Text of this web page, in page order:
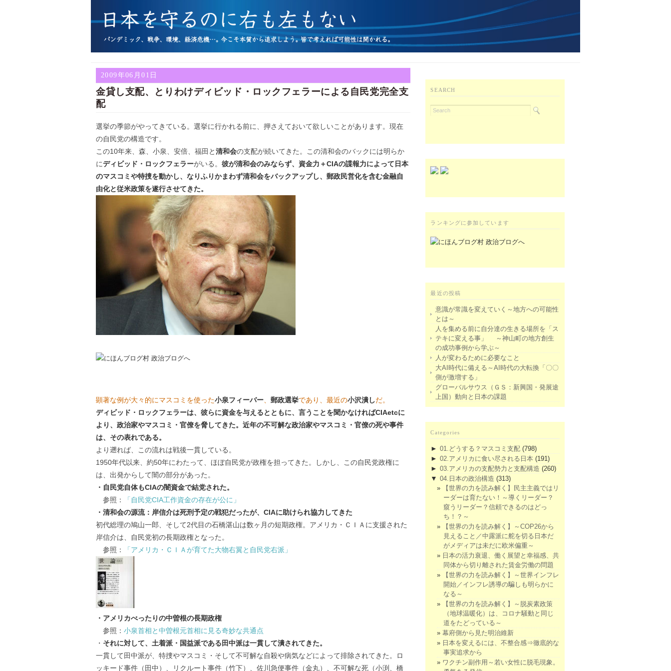
2009年06月01日
金貸し支配、とりわけディビッド・ロックフェラーによる自民党完全支
配
選挙の季節がやってきている。選挙に行かれる前に、押さえておいて欲しいことがあります。現在
の自民党の構造です。
この10年来、森、小泉、安倍、福田と清和会の支配が続いてきた。この清和会のバックには明らか
にディビッド・ロックフェラーがいる。 彼が清和会のみならず、資金力＋CIAの諜報力によって日本
のマスコミや特捜を動かし、なりふりかまわず清和会をバックアップし、郵政民営化を含む金融自
由化と従米政策を遂行させてきた。
顕著な例が大々的にマスコミを使った小泉フィーバー 郵政選挙であり、最近の小沢潰しだ。
ディビッド・ロックフェラーは、彼らに資金を与えるとともに、言うことを聞かなければCIAetcに
より、政治家やマスコミ・官僚を脅してきた。近年の不可解な政治家やマスコミ・官僚の死や事件
は、その表れである。
より遡れば、この流れは戦後一貫している。
1950年代以来、約50年にわたって、ほぼ自民党が政権を担ってきた。しかし、この自民党政権に
は、出発からして闇の部分があった。
・自民党自体もCIAの闇資金で結党された。
参照：
「自民党CIA工作資金の存在が公に」
・清和会の源流：岸信介は死刑予定の戦犯だったが、CIAに助けられ協力してきた
初代総理の鳩山一郎、そして2代目の石橋湛山は数ヶ月の短期政権。アメリカ・ＣＩＡに支援された
岸信介は、自民党初の長期政権となった。
参照：
「アメリカ・ＣＩＡが育てた大物右翼と自民党右派」
・アメリカべったりの中曽根の長期政権
参照： 小泉首相と中曽根元首相に見る奇妙な共通点
・ それに対して、土着派・国益派である田中派は一貫して潰されてきた。
一貫して田中派が、特捜やマスコミ・そして不可解な自殺や病気などによって排除されてきた。ロ
ッキード事件（田中）、リクルート事件（竹下）、佐川急便事件（金丸）、不可解な死（小渕、橋
SEARCH
ランキングに参加しています
最近の投稿
意識が常識を変えていく～地方への可能性
とは～
人を集める前に自分達の生きる場所を「ス
テキに変える事」 ～神山町の地方創生
の成功事例から学ぶ～
人が変わるために必要なこと
大AI時代に備える～AI時代の大転換「〇〇
側が激増する」
グローバルサウス（ＧＳ：新興国・発展途
上国）動向と日本の課題
Categories
► 01.どうする？マスコミ支配 (798)
► 02.アメリカに食い尽される日本 (191)
► 03.アメリカの支配勢力と支配構造 (260)
▼ 04.日本の政治構造 (313)
【世界の力を読み解く】民主主義ではリ
ーダーは育たない！～導くリーダー？
窺うリーダー？信頼できるのはどっ
ち！？～
【世界の力を読み解く】～COP26から
見えること／中露派に舵を切る日本だ
がメディアは未だに欧米偏重～
日本の活力衰退、働く展望と幸福感、共
同体から切り離された賃金労働の問題
【世界の力を読み解く】～世界インフレ
開始／インフレ誘導の騙しも明らかに
なる～
【世界の力を読み解く】～脱炭素政策
（地球温暖化）は、コロナ騒動と同じ
道をたどっている～
幕府側から見た明治維新
日本を変えるには、不整合感⇒徹底的な
事実追求から
ワクチン副作用～若い女性に脱毛現象。